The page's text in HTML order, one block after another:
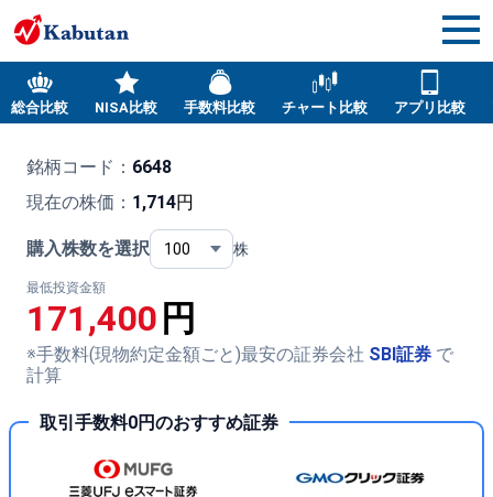
総合比較 NISA比較 手数料比較 チャート比較 アプリ比較
銘柄コード： 6648
現在の株価： 1,714円
購入株数を選択 株
最低投資金額
171,400 円
※手数料(現物約定金額ごと)最安の証券会社 SBI証券 で
計算
取引手数料0円のおすすめ証券